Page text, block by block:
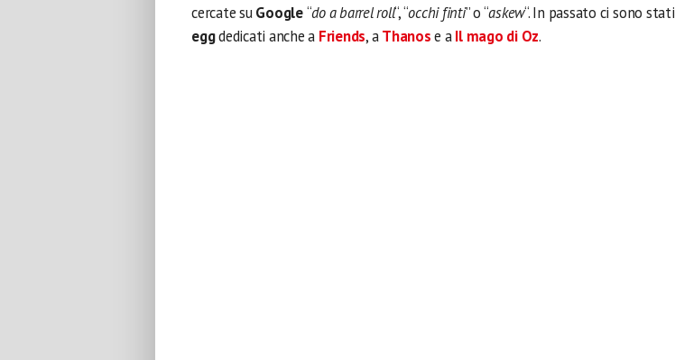
cercate suGoogle“do a barrel roll“, “occhi finti” o “askew“. In passato ci sono stati
eggdedicati anche a Friends, aThanose aIl mago di Oz.